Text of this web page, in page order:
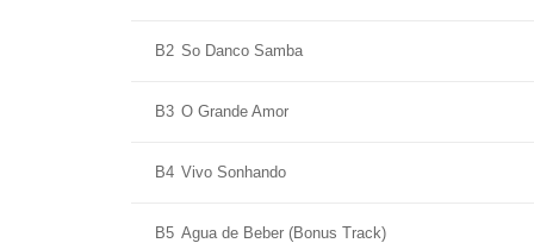
B2 So Danco Samba
B3 O Grande Amor
B4 Vivo Sonhando
B5 Agua de Beber (Bonus Track)